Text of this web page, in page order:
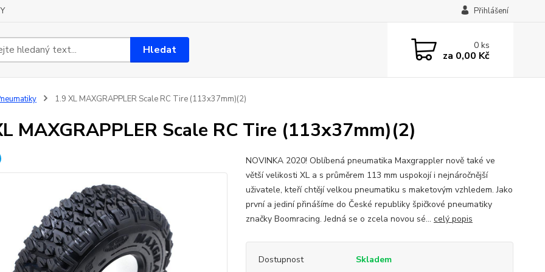
Přihlášení
Hledat 0ks
za 0,00 Kč
1.9 XL MAXGRAPPLER Scale RC Tire (113x37mm)(2)
MAXGRAPPLER Scale RC Tire (113x37mm)(2)
NOVINKA 2020! Oblíbená pneumatika Maxgrappler nově také ve
větší velikosti XL a s průměrem 113 mm uspokojí i nejnáročnější
uživatele, kteří chtějí velkou pneumatiku s maketovým vzhledem. Jako
první a jediní přinášíme do České republiky špičkové pneumatiky
značky Boomracing. Jedná se o zcela novou sé... celý popis
Dostupnost Skladem